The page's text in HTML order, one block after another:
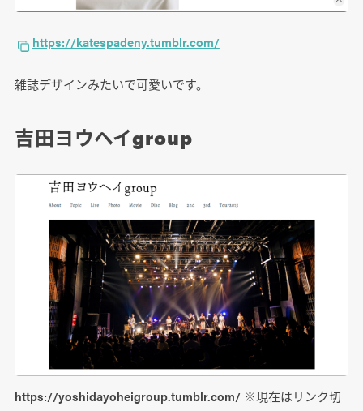
https://katespadeny.tumblr.com/
雑誌デザインみたいで可愛いです。
吉田ヨウヘイgroup
https://yoshidayoheigroup.tumblr.com/ ※現在はリンク切